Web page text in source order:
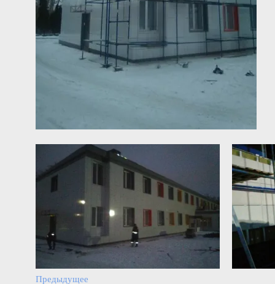
Предыдущее